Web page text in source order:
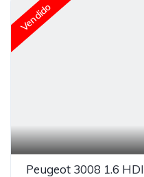
Vendido
Peugeot 3008 1.6 HDI